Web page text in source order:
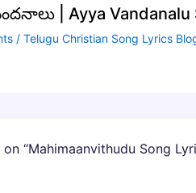
| Ayya Vandanalu
/ Telugu Christian Song Lyrics
“Mahimaanvithudu Song